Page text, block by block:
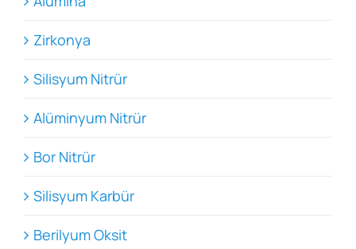
Zirkonya
Silisyum Nitrür
Alüminyum Nitrür
Bor Nitrür
Silisyum Karbür
Berilyum Oksit